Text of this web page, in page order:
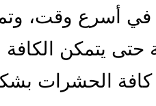
في أسرع وقت،
حتى يتمكن
كافة الحشرات